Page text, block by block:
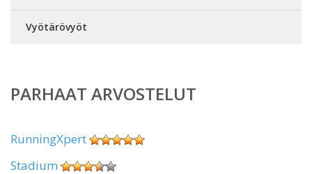
Vyötärövyöt
PARHAAT ARVOSTELUT
RunningXpert
Stadium